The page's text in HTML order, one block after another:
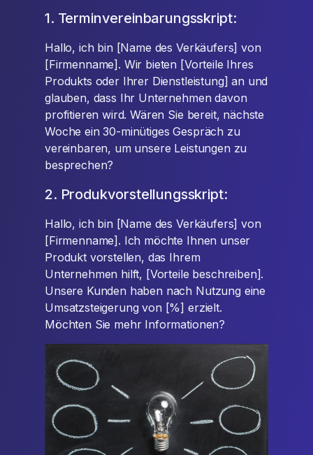
1. Terminvereinbarungsskript:
Hallo, ich bin [Name des Verkäufers] von
[Firmenname]. Wir bieten [Vorteile Ihres
Produkts oder Ihrer Dienstleistung] an und
glauben, dass Ihr Unternehmen davon
profitieren wird. Wären Sie bereit, nächste
Woche ein 30-minütiges Gespräch zu
vereinbaren, um unsere Leistungen zu
besprechen?
2. Produkvorstellungsskript:
Hallo, ich bin [Name des Verkäufers] von
[Firmenname]. Ich möchte Ihnen unser
Produkt vorstellen, das Ihrem
Unternehmen hilft, [Vorteile beschreiben].
Unsere Kunden haben nach Nutzung eine
Umsatzsteigerung von [%] erzielt.
Möchten Sie mehr Informationen?